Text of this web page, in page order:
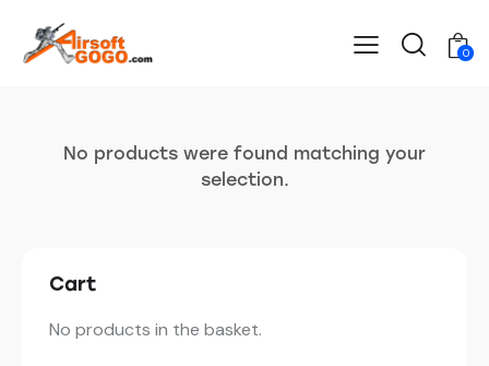
0
No products were found matching your
selection.
Cart
No products in the basket.